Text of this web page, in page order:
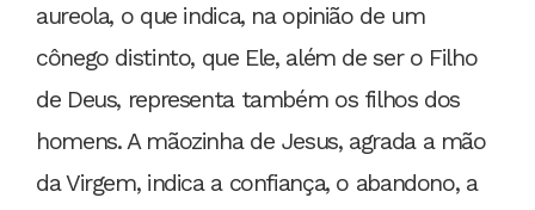
aureola, o que indica, na opinião de um
cônego distinto, que Ele, além de ser o Filho
de Deus, representa também os filhos dos
homens. A mãozinha de Jesus, agrada a mão
da Virgem, indica a confiança, o abandono, a